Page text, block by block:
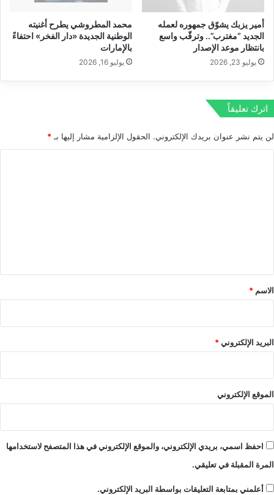
أ
س
ل
و
ب
ر
و
ي
–
ا
ق
ا
ل
م
ي
ة
ل
ع
أمير يزبك يشوّق جمهوره لعمله
الجديد “مغترب”.. وترقّب واسع
بانتظار موعد الإصدار
يوليو 23, 2026
محمد المطروشي يطرح أغنيته
الوطنية الجديدة «دار الفخر» احتفاءً
بالإمارات
يوليو 16, 2026
اترك تعليقاً
لن يتم نشر عنوان بريدك الإلكتروني. الحقول الإلزامية مشار إليها بـ*
*
الاسم *
البريد الإلكتروني*
الموقع الإلكتروني
احفظ اسمي، بريدي الإلكتروني، والموقع الإلكتروني في هذا المتصفح لاستخدامها
المرة المقبلة في تعليقي.
أعلمني بمتابعة التعليقات بواسطة البريد الإلكتروني.